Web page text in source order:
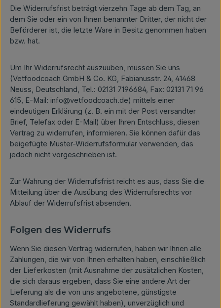
Die Widerrufsfrist beträgt vierzehn Tage ab dem Tag, an
dem Sie oder ein von Ihnen benannter Dritter, der nicht der
Beförderer ist, die letzte Ware in Besitz genommen haben
bzw. hat.
Um Ihr Widerrufsrecht auszuüben, müssen Sie uns
(Vetfoodcoach GmbH & Co. KG, Fabianusstr. 24, 41468
Neuss, Deutschland, Tel.: 02131 7196684, Fax: 02131 71 96
615, E-Mail: info@vetfoodcoach.de) mittels einer
eindeutigen Erklärung (z. B. ein mit der Post versandter
Brief, Telefax oder E-Mail) über Ihren Entschluss, diesen
Vertrag zu widerrufen, informieren. Sie können dafür das
beigefügte Muster-Widerrufsformular verwenden, das
jedoch nicht vorgeschrieben ist.
Zur Wahrung der Widerrufsfrist reicht es aus, dass Sie die
Mitteilung über die Ausübung des Widerrufsrechts vor
Ablauf der Widerrufsfrist absenden.
Folgen des Widerrufs
Wenn Sie diesen Vertrag widerrufen, haben wir Ihnen alle
Zahlungen, die wir von Ihnen erhalten haben, einschließlich
der Lieferkosten (mit Ausnahme der zusätzlichen Kosten,
die sich daraus ergeben, dass Sie eine andere Art der
Lieferung als die von uns angebotene, günstigste
Standardlieferung gewählt haben), unverzüglich und